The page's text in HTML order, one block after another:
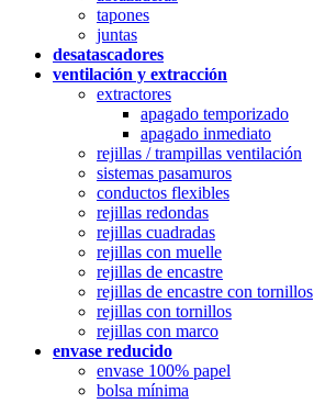
tapones
juntas
desatascadores
ventilación y extracción
extractores
apagado temporizado
apagado inmediato
rejillas / trampillas ventilación
sistemas pasamuros
conductos flexibles
rejillas redondas
rejillas cuadradas
rejillas con muelle
rejillas de encastre
rejillas de encastre con tornillos
rejillas con tornillos
rejillas con marco
envase reducido
envase 100% papel
bolsa mínima